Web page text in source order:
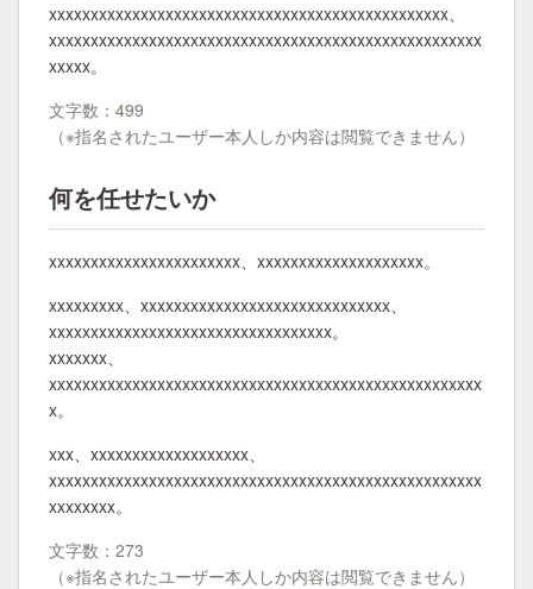
xxxxxxxxxxxxxxxxxxxxxxxxxxxxxxxxxxxxxxxxxxxxxxxx、
xxxxxxxxxxxxxxxxxxxxxxxxxxxxxxxxxxxxxxxxxxxxxxxxxxxx
xxxxx。
文字数：499
（※指名されたユーザー本人しか内容は閲覧できません）
何を任せたいか
xxxxxxxxxxxxxxxxxxxxxxx、xxxxxxxxxxxxxxxxxxxx。
xxxxxxxxx、xxxxxxxxxxxxxxxxxxxxxxxxxxxxxx、
xxxxxxxxxxxxxxxxxxxxxxxxxxxxxxxxxx。
xxxxxxx、
xxxxxxxxxxxxxxxxxxxxxxxxxxxxxxxxxxxxxxxxxxxxxxxxxxxx
x。
xxx、xxxxxxxxxxxxxxxxxxx、
xxxxxxxxxxxxxxxxxxxxxxxxxxxxxxxxxxxxxxxxxxxxxxxxxxxx
xxxxxxxx。
文字数：273
（※指名されたユーザー本人しか内容は閲覧できません）